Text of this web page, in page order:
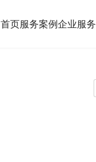
首页服务案例企业服务